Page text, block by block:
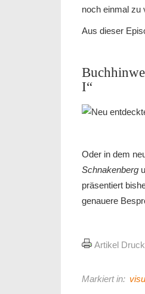
noch einmal zu
Aus dieser
I“
Oder in dem
Schnakenberg
präsentiert
genauere
Artikel
Markiert in: